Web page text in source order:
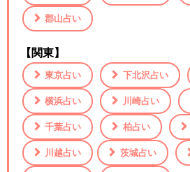
郡山占い
【関東】
東京占い 下北沢占い
横浜占い 川崎占い
千葉占い 柏占い
川越占い 茨城占い